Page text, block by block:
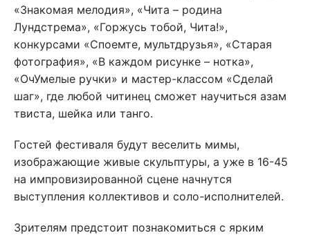
«Знакомая мелодия», «Чита – родина
Лундстрема», «Горжусь тобой, Чита!»,
конкурсами «Споемте, мультдрузья», «Старая
фотография», «В каждом рисунке – нотка»,
«ОчУмелые ручки» и мастер-классом «Сделай
шаг», где любой читинец сможет научиться азам
твиста, шейка или танго.
Гостей фестиваля будут веселить мимы,
изображающие живые скульптуры, а уже в 16-45
на импровизированной сцене начнутся
выступления коллективов и соло-исполнителей.
Зрителям предстоит познакомиться с ярким